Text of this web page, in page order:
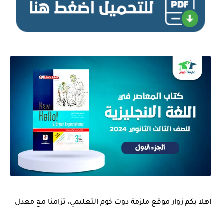
اهلا بكم زوار موقع ملزمة دوت كوم التعليمي، تزامنا مع معدل